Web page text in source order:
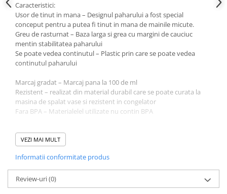
Caracteristici:
Usor de tinut in mana– Designul paharului a fost special
conceput pentru a putea fi tinut in mana de mainile micute.
Greu de rasturnat– Baza larga si grea cu margini de cauciuc
mentin stabilitatea paharului
Se poate vedea continutul– Plastic prin care se poate vedea
continutul paharului
Marcaj gradat– Marcaj pana la 100 de ml
Rezistent – realizat din material durabil care se poate curata la
masina de spalat vase si rezistent in congelator
Fara BPA – Materialelel utilizate nu contin BPA
Specificatii:
Varsta recomandata: de la aproximativ 8 luni
Greutate:70g
Volum: 100 ml
Materiale: polipropilena si elastomeri termoplastici
Testat si sigur conform standardelor europene si americane, nu
VEZI MAI MULT
Informatii conformitate produs
Review-uri(0)